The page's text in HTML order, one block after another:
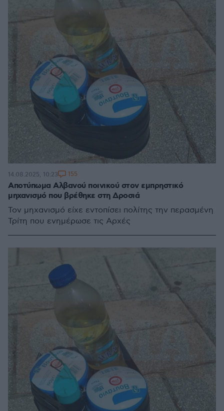
Αποτύπωμα Αλβανού ποινικού στον εμπρηστικό
μηχανισμό που βρέθηκε στη Δροσιά
Τον μηχανισμό είχε εντοπίσει πολίτης την περασμένη
Τρίτη που ενημέρωσε τις Αρχές
14.08.2025, 10:23 155